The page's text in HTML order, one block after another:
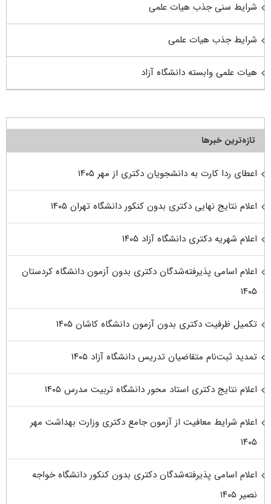
شرایط سنی جذب هیات علمی
شرایط جذب هیات علمی
هیات علمی وابسته دانشگاه آزاد
تازه‌ترین خبرها
اعطای ردا کارت به دانشجویان دکتری از مهر ۱۴۰۵
اعلام نتایج نهایی دکتری بدون کنکور دانشگاه تهران ۱۴۰۵
اعلام شهریه دکتری دانشگاه آزاد ۱۴۰۵
اعلام اسامی پذیرفته‌شدگان دکتری بدون آزمون دانشگاه کردستان
۱۴۰۵
تکمیل ظرفیت دکتری بدون آزمون دانشگاه کاشان ۱۴۰۵
تمدید ثبت‌نام متقاضیان تدریس دانشگاه آزاد ۱۴۰۵
اعلام نتایج دکتری استاد محور دانشگاه تربیت مدرس ۱۴۰۵
اعلام شرایط معافیت از آزمون جامع دکتری وزارت بهداشت مهر
۱۴۰۵
اعلام اسامی پذیرفته‌شدگان دکتری بدون کنکور دانشگاه خواجه
نصیر ۱۴۰۵